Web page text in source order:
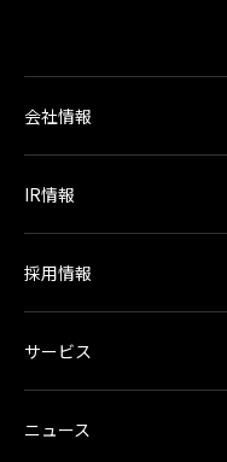
会社情報
IR情報
採用情報
サービス
ニュース